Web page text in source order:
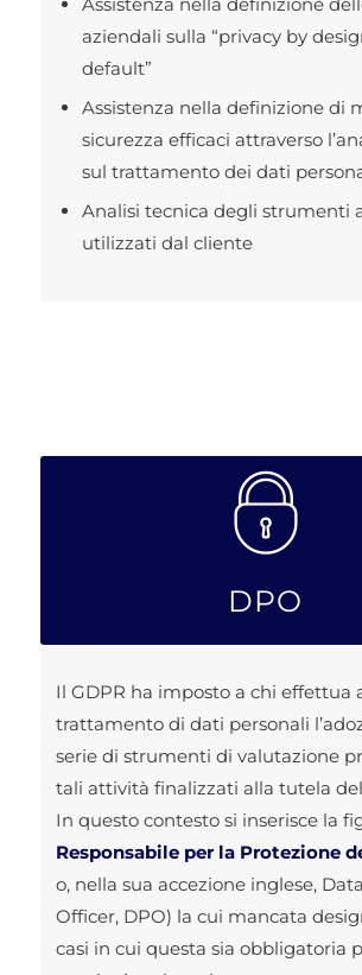
aziendali sulla “privacy by
default”
Assistenza nella definizione di
sicurezza efficaci attraverso
sul trattamento dei dati
Analisi tecnica degli strumenti
utilizzati dal cliente
Il GDPR ha imposto a chi effettua
trattamento di dati personali
serie di strumenti di valutazione
tali attività finalizzati alla tutela
In questo contesto si inserisce la
Responsabile per la Protezione
o, nella sua accezione inglese,
Officer, DPO) la cui mancata
casi in cui questa sia obbligatoria
DPO